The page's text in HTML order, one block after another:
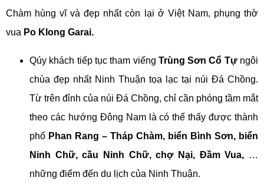
Chàm hùng vĩ và đẹp nhất còn lại ở Việt Nam, phụng thờ
vua Po Klong Garai.
Qúy khách tiếp tục tham viếng Trùng Sơn Cổ Tựngôi
chùa đẹp nhất Ninh Thuận tọa lạc tại núi Đá Chồng.
Từ trên đỉnh của núi Đá Chồng, chỉ cần phóng tầm mắt
theo các hướng Đông Nam là có thể thấy được thành
phố Phan Rang – Tháp Chàm, biển Bình Sơn, biển
Ninh Chữ, cầu Ninh Chữ, chợ Nại, Đầm Vua, …
những điểm đến du lịch của Ninh Thuận.